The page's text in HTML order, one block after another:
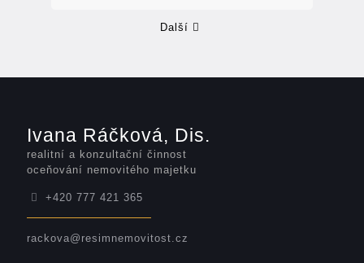
Další
Ivana Ráčková, Dis.
realitní a konzultační činnost
oceňování nemovitého majetku
+420 777 421 365
rackova@resimnemovitost.cz